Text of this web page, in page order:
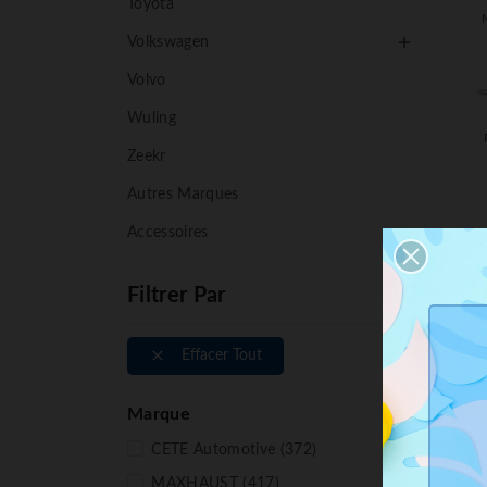
Toyota
Volkswagen 
Volvo
Wuling
Zeekr
Autres Marques
Accessoires
Filtrer Par
 Effacer Tout
Marque
CETE Automotive (372)
MAXHAUST (417)